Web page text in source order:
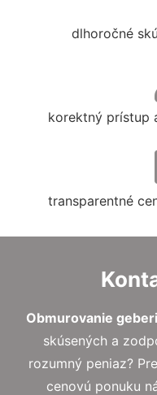
dlhoročné
korektný prístup
transparentné
Obmurovanie
skúsených a
rozumný peniaz?
cenovú ponuku